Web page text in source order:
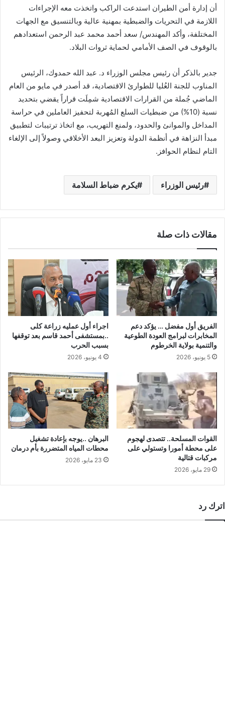
أن إدارة أمن الطيران استدعت الراكب واتخذت معه الإجراءات
اللازمة في التحريات والضبطية بمهنية عالية وبالتنسيق مع الجهات
المختلفة، وأكد المهندس/ سعد أحمد محمد عبد الرحمن استعدادهم
بالوقوف في الصف الأمامي لحماية ثروات البلاد.
جدير بالذكر أن رئيس مجلس الوزراء د. عبد الله حمدوك، الرئيس
المناوب للجنة العُليا للطوارئ الاقتصادية، قد أصدر في مايو من العام
الماضي جُملة من القرارات الاقتصادية شمِلَت قراراً يقضي بتحديد
نسبة (10%) من ضبطيات السلع المُهربة لتحفيز العاملين في حراسة
المداخل والموانئ والحدود، ولمنع التهريب، مع اتخاذ ترتيبات لتطبيق
مبدأ النزاهة في أنظمة الدولة وتعزيز البعد الأخلاقي وصولاً إلى الإلغاء
التام لنظام الحوافز.
رئيس الوزراء يكرم ضباط السلامة
مقالات ذات صلة
الفريق أول مفضل … يؤكد دعم
المخابرات لبرامج العودة الطوعية
والتنمية بولاية الخرطوم
5 يونيو، 2026
اجراء أول عمليه زراعة كلى
..بمستشفى أحمد قاسم بعد توقفها
بسبب الحرب
4 يونيو، 2026
القوات المسلحة.. تتصدى لهجوم
على محطة أمورا وتستولي على
مركبات قتالية
29 مايو، 2026
البرهان ..يوجه بإعادة تشغيل
محطات المياه المتضررة بأم درمان
23 مايو، 2026
اترك رد